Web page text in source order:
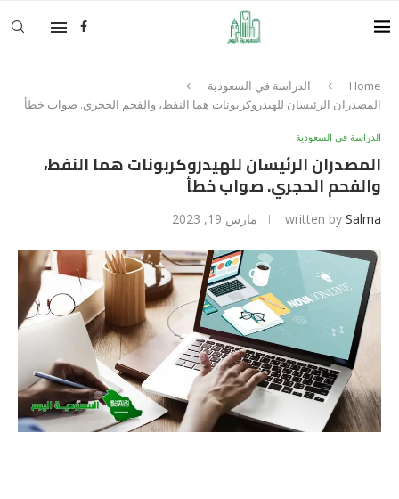
Home
الدراسة في السعودية
المصدران الرئيسان للهيدروكربونات هما النفط، والفحم الحجري. صواب خطأ
الدراسة في السعودية
المصدران الرئيسان للهيدروكربونات هما النفط،
والفحم الحجري. صواب خطأ
written by Salma مارس 19, 2023